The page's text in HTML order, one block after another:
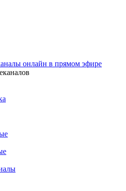
онлайн в прямом эфире